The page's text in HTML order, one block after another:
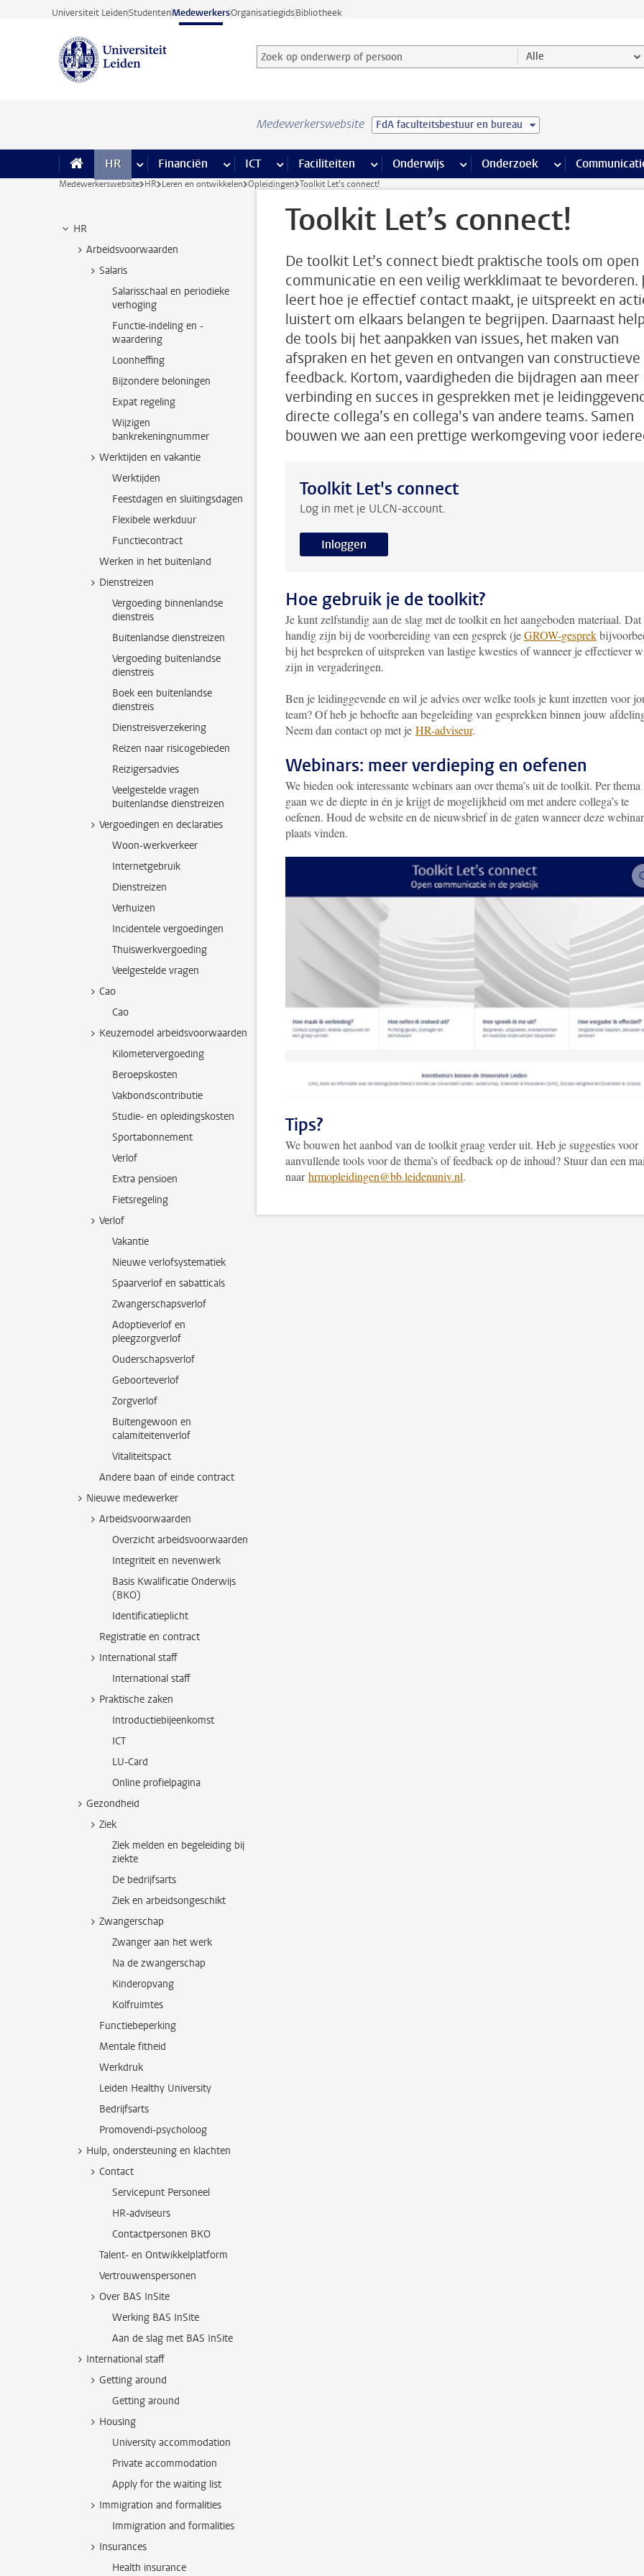
Ga direct naar de inhoud
Universiteit LeidenStudentenMedewerkersOrganisatiegidsBibliotheek
Zoek op onderwerp of persoon en selecteer categorie
Zoekterm Alle
Medewerkerswebsite FdA faculteitsbestuur en bureau
HR meer HR pagina’s
Financiën meer Financiën pagina’s
ICT meer ICT pagina’s
Faciliteiten meer Faciliteiten pagina’s
Onderwijs meer Onderwijs pagina’s
Onderzoek meer Onderzoek
Medewerkerswebsite HR Leren en ontwikkelen Opleidingen Toolkit Let’s connect!
HR
Arbeidsvoorwaarden
Salaris
Salarisschaal en periodieke
verhoging
Functie-indeling en -
waardering
Loonheffing
Bijzondere beloningen
Expat regeling
Wijzigen
bankrekeningnummer
Werktijden en vakantie
Werktijden
Feestdagen en sluitingsdagen
Flexibele werkduur
Functiecontract
Werken in het buitenland
Dienstreizen
Vergoeding binnenlandse
dienstreis
Buitenlandse dienstreizen
Vergoeding buitenlandse
dienstreis
Boek een buitenlandse
dienstreis
Dienstreisverzekering
Reizen naar risicogebieden
Reizigersadvies
Veelgestelde vragen
buitenlandse dienstreizen
Vergoedingen en declaraties
Woon-werkverkeer
Internetgebruik
Dienstreizen
Verhuizen
Incidentele vergoedingen
Thuiswerkvergoeding
Veelgestelde vragen
Cao
Cao
Keuzemodel arbeidsvoorwaarden
Kilometervergoeding
Beroepskosten
Vakbondscontributie
Studie- en opleidingskosten
Sportabonnement
Verlof
Extra pensioen
Fietsregeling
Verlof
Vakantie
Nieuwe verlofsystematiek
Spaarverlof en sabatticals
Zwangerschapsverlof
Adoptieverlof en
pleegzorgverlof
Ouderschapsverlof
Geboorteverlof
Zorgverlof
Buitengewoon en
calamiteitenverlof
Vitaliteitspact
Andere baan of einde contract
Nieuwe medewerker
Arbeidsvoorwaarden
Overzicht arbeidsvoorwaarden
Integriteit en nevenwerk
Basis Kwalificatie Onderwijs
(BKO)
Identificatieplicht
Registratie en contract
International staff
International staff
Praktische zaken
Introductiebijeenkomst
ICT
LU-Card
Online profielpagina
Gezondheid
Ziek
Ziek melden en begeleiding bij
ziekte
De bedrijfsarts
Ziek en arbeidsongeschikt
Zwangerschap
Zwanger aan het werk
Na de zwangerschap
Kinderopvang
Kolfruimtes
Functiebeperking
Mentale fitheid
Werkdruk
Leiden Healthy University
Bedrijfsarts
Promovendi-psycholoog
Hulp, ondersteuning en klachten
Contact
Servicepunt Personeel
HR-adviseurs
Contactpersonen BKO
Talent- en Ontwikkelplatform
Vertrouwenspersonen
Over BAS InSite
Werking BAS InSite
Aan de slag met BAS InSite
International staff
Getting around
Getting around
Housing
University accommodation
Private accommodation
Apply for the waiting list
Immigration and formalities
Immigration and formalities
Insurances
Health insurance
Toolkit Let’s connect!
De toolkit Let’s connect biedt praktische tools om open
communicatie en een veilig werkklimaat te bevorderen.
leert hoe je effectief contact maakt, je uitspreekt en
luistert om elkaars belangen te begrijpen. Daarnaast
de tools bij het aanpakken van issues, het maken van
afspraken en het geven en ontvangen van constructieve
feedback. Kortom, vaardigheden die bijdragen aan meer
verbinding en succes in gesprekken met je
directe collega’s en collega's van andere teams. Samen
bouwen we aan een prettige werkomgeving voor
Toolkit Let's connect
Log in met je ULCN-account.
Inloggen
Hoe gebruik je de toolkit?
Je kunt zelfstandig aan de slag met de toolkit en het aangeboden materiaal.
handig zijn bij de voorbereiding van een gesprek (jeGROW-gesprek
bij het bespreken of uitspreken van lastige kwesties of wanneer je effectiever
zijn in vergaderingen.
Ben je leidinggevende en wil je advies over welke tools je kunt inzetten voor
team? Of heb je behoefte aan begeleiding van gesprekken binnen jouw
Neem dan contact op met je HR-adviseur.
Webinars: meer verdieping en oefenen
We bieden ook interessante webinars aan over thema’s uit de toolkit. Per thema
gaan we de diepte in én je krijgt de mogelijkheid om met andere collega’s te
oefenen. Houd de website en de nieuwsbrief in de gaten wanneer deze
plaats vinden.
Tips?
We bouwen het aanbod van de toolkit graag verder uit. Heb je suggesties voor
aanvullende tools voor de thema’s of feedback op de inhoud? Stuur dan een
naarhrmopleidingen@bb.leidenuniv.nl.